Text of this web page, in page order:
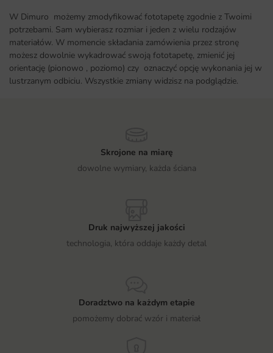
W Dimuro możemy zmodyfikować fototapetę zgodnie z Twoimi
potrzebami. Sam wybierasz rozmiar i jeden z wielu rodzajów
materiałów. W momencie składania zamówienia przez stronę
możesz dowolnie wykadrować swoją fototapetę, zmienić jej
orientację (pionowo , poziomo) czy oznaczyć opcję wykonania jej w
lustrzanym odbiciu. Wszystkie zmiany widzisz na podglądzie.
Skrojone na miarę
dowolne wymiary, każda ściana
Druk najwyższej jakości
technologia, która oddaje każdy detal
Doradztwo na każdym etapie
pomożemy dobrać wzór i materiał